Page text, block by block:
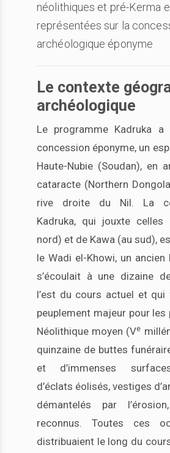
néolithiques et pré-Kerma
représentées sur la
archéologique éponyme
Le contexte
archéologique
Le programme Kadruka
concession éponyme, un
Haute-Nubie (Soudan), en
cataracte (Northern
rive droite du Nil. La
Kadruka, qui jouxte celles
nord) et de Kawa (au sud),
le Wadi el-Khowi, un
s’écoulait à une dizaine
l’est du cours actuel et
peuplement majeur pour les
Néolithique moyen (Ve
quinzaine de buttes
et d’immenses
d’éclats éolisés, vestiges
démantelés par
reconnus. Toutes ces
distribuaient le long du